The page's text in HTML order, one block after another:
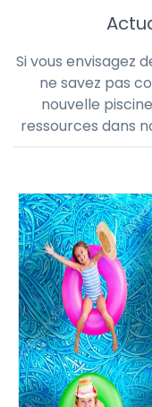
Si vous envisagez
ne savez pas
nouvelle
ressources dans